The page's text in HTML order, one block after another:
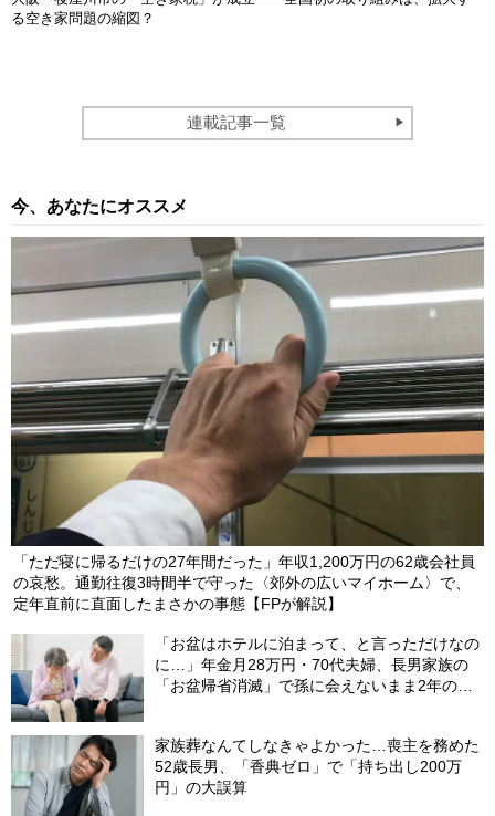
る空き家問題の縮図？
連載記事一覧
今、あなたにオススメ
「ただ寝に帰るだけの27年間だった」年収1,200万円の62歳会社員
の哀愁。通勤往復3時間半で守った〈郊外の広いマイホーム〉で、
定年直前に直面したまさかの事態【FPが解説】
「お盆はホテルに泊まって、と言っただけなの
に…」年金月28万円・70代夫婦、長男家族の
「お盆帰省消滅」で孫に会えないまま2年の歳
家族葬なんてしなきゃよかった…喪主を務めた
52歳長男、「香典ゼロ」で「持ち出し200万
円」の大誤算